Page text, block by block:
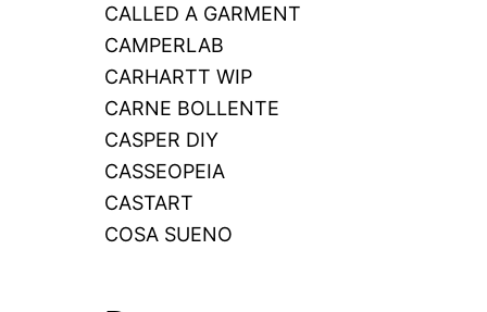
CALLED A GARMENT
CAMPERLAB
CARHARTT WIP
CARNE BOLLENTE
CASPER DIY
CASSEOPEIA
CASTART
COSA SUENO